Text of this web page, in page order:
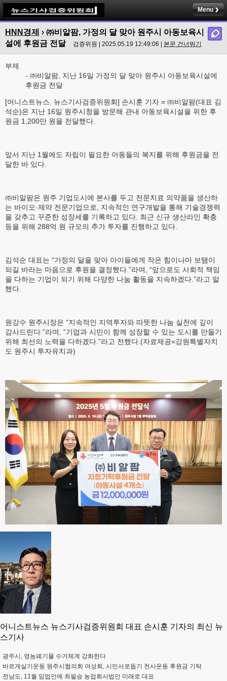
Menu
HNN경제 › ㈜비알팜, 가정의 달 맞아 원주시 아동보육시
설에 후원금 전달
검증위원 | 2025.05.19 12:49:06 | 본문 건너뛰기
부제
- ㈜비알팜, 지난 16일 가정의 달 맞아 원주시 아동보육시설에
후원금 전달
[어니스트뉴스. 뉴스기사검증위원회] 손시훈 기자 = ㈜비알팜(대표 김
석순)은 지난 16일 원주시청을 방문해 관내 아동보육시설을 위한 후
원금 1,200만 원을 전달했다.
앞서 지난 1월에도 자립이 필요한 아동들의 복지를 위해 후원금을 전
달한 바 있다.
㈜비알팜은 원주 기업도시에 본사를 두고 전문치료 의약품을 생산하
는 바이오·제약 전문기업으로, 지속적인 연구개발을 통해 기술경쟁력
을 갖추고 꾸준한 성장세를 기록하고 있다. 최근 신규 생산라인 확충
등을 위해 288억 원 규모의 추가 투자를 진행하고 있다.
김석순 대표는 “가정의 달을 맞아 아이들에게 작은 힘이나마 보탬이
되길 바라는 마음으로 후원을 결정했다.”라며, “앞으로도 사회적 책임
을 다하는 기업이 되기 위해 다양한 나눔 활동을 지속하겠다.”라고 말
했다.
원강수 원주시장은 “지속적인 지역투자와 따뜻한 나눔 실천에 깊이
감사드린다.”라며, “기업과 시민이 함께 성장할 수 있는 도시를 만들기
위해 최선의 노력을 다하겠다.”라고 전했다.(자료제공=강원특별자치
도 원주시 투자유치과)
어니스트뉴스 뉴스기사검증위원회 대표 손시훈 기자의 최신 뉴
스기사
광주시, 영농폐기물 수거체계 강화한다
바르게살기운동 원주시협의회 여성회, 시민서로돕기 천사운동 후원금 기탁
전남도, 11월 임업인에 최필승 농업회사법인 미래로 대표